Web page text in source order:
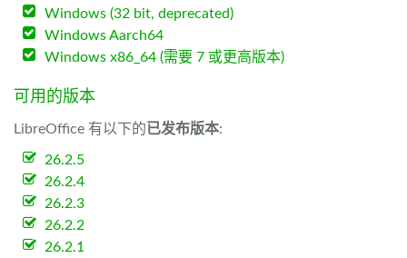
Windows (32 bit, deprecated)
Windows Aarch64
Windows x86_64 (需要 7 或更高版本)
可用的版本
LibreOffice 有以下的已发布版本:
26.2.5
26.2.4
26.2.3
26.2.2
26.2.1